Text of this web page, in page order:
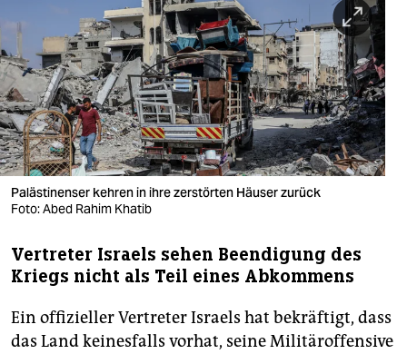
nord
wahrheit
verlag
verlag
veranstaltungen
fragen & hilfe
abo
Palästinenser kehren in ihre zerstörten Häuser zurück
Foto: Abed Rahim Khatib
Vertreter Israels sehen Beendigung des
Kriegs nicht als Teil eines Abkommens
Ein offizieller Vertreter Israels hat bekräftigt, dass
das Land keinesfalls vorhat, seine Militäroffensive